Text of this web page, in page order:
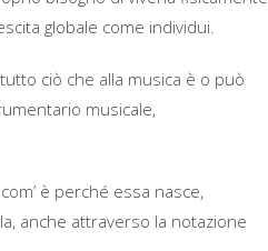
globale come individui.
ciò che alla musica è o può
musicale,
è perché essa nasce,
anche attraverso la notazione